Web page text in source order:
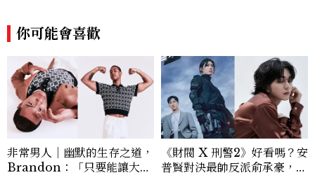
你可能會喜歡
非常男人｜幽默的生存之道，
Brandon：「只要能讓大家
《財閥 X 刑警2》好看嗎？安
普賢對決最帥反派俞承豪，鄭